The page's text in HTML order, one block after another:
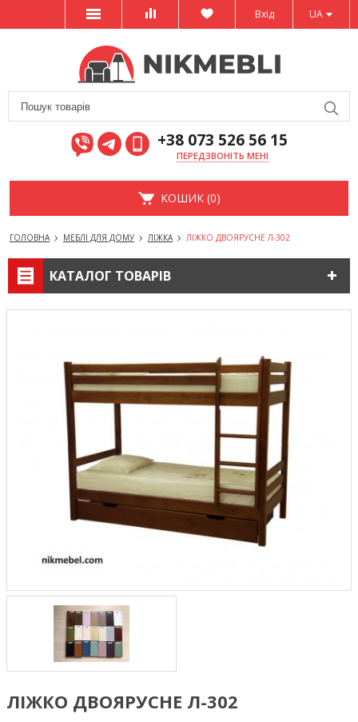
UA
Вхід
+38 073 526 56 15
ПЕРЕДЗВОНІТЬ МЕНІ
КОШИК (0)
ГОЛОВНА МЕБЛІ ДЛЯ ДОМУ ЛІЖКА ЛІЖКО ДВОЯРУСНЕ Л-302
КАТАЛОГ ТОВАРІВ
ЛІЖКО ДВОЯРУСНЕ Л-302